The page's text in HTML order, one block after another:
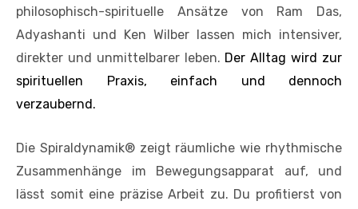
philosophisch-spirituelle Ansätze von Ram Das,
Adyashanti und Ken Wilber lassen mich intensiver,
direkter und unmittelbarer leben. Der Alltag wird zur
spirituellen Praxis, einfach und dennoch
verzaubernd.
Die Spiraldynamik® zeigt räumliche wie rhythmische
Zusammenhänge im Bewegungsapparat auf, und
lässt somit eine präzise Arbeit zu. Du profitierst von